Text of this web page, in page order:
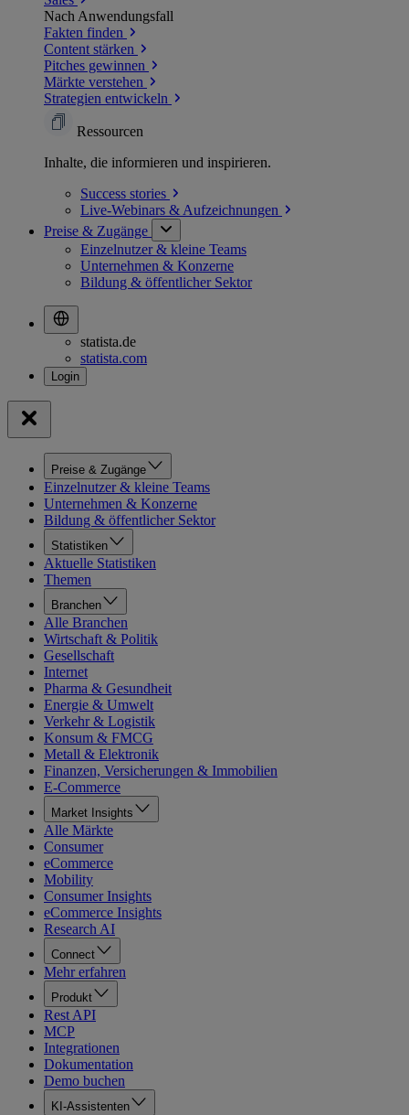
Nach Anwendungsfall
Fakten finden
Content stärken
Pitches gewinnen
Märkte verstehen
Strategien entwickeln
Ressourcen
Inhalte, die informieren und inspirieren.
Success stories
Live-Webinars & Aufzeichnungen
Preise & Zugänge
Einzelnutzer & kleine Teams
Unternehmen & Konzerne
Bildung & öffentlicher Sektor
statista.de
statista.com
Preise & Zugänge
Einzelnutzer & kleine Teams
Unternehmen & Konzerne
Bildung & öffentlicher Sektor
Statistiken
Aktuelle Statistiken
Themen
Branchen
Alle Branchen
Wirtschaft & Politik
Gesellschaft
Internet
Pharma & Gesundheit
Energie & Umwelt
Verkehr & Logistik
Konsum & FMCG
Metall & Elektronik
Finanzen, Versicherungen & Immobilien
E-Commerce
Market Insights
Alle Märkte
Consumer
eCommerce
Mobility
Consumer Insights
eCommerce Insights
Research AI
Connect
Mehr erfahren
Produkt
Rest API
MCP
Integrationen
Dokumentation
Demo buchen
KI-Assistenten